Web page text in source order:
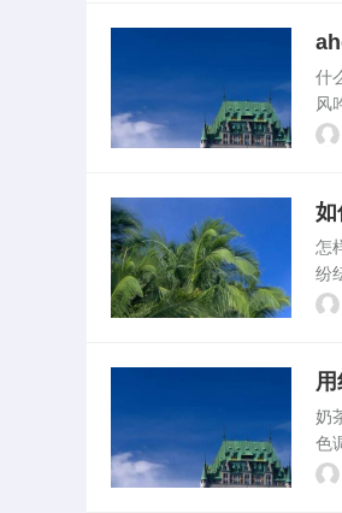
什
风
水
如
怎
纷
茶
奶
色
制